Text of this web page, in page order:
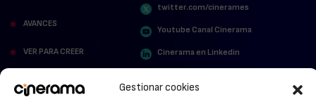
Gestionar cookies
AVANCES
VER PARA CREER
twitter.com/cinerames
Youtube Canal Cinerama
Cinerama en Linkedin